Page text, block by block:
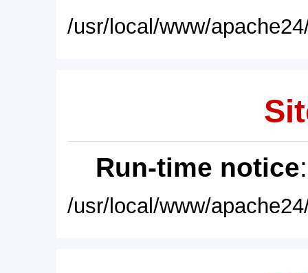
/usr/local/www/
Run-time notice
/usr/local/www/